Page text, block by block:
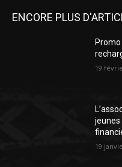
ENCORE PLUS
19
19